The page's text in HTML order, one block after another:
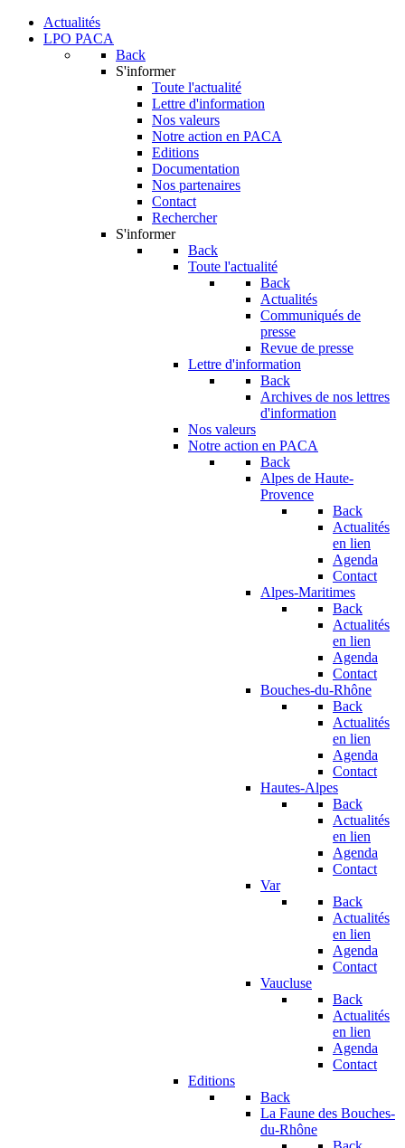
Actualités
LPO PACA
Back
S'informer
Toute l'actualité
Lettre d'information
Nos valeurs
Notre action en PACA
Editions
Documentation
Nos partenaires
Contact
Rechercher
S'informer
Back
Toute l'actualité
Back
Actualités
Communiqués de
presse
Revue de presse
Lettre d'information
Back
Archives de nos lettres
d'information
Nos valeurs
Notre action en PACA
Back
Alpes de Haute-
Provence
Back
Actualités
en lien
Agenda
Contact
Alpes-Maritimes
Back
Actualités
en lien
Agenda
Contact
Bouches-du-Rhône
Back
Actualités
en lien
Agenda
Contact
Hautes-Alpes
Back
Actualités
en lien
Agenda
Contact
Var
Back
Actualités
en lien
Agenda
Contact
Vaucluse
Back
Actualités
en lien
Agenda
Contact
Editions
Back
La Faune des Bouches-
du-Rhône